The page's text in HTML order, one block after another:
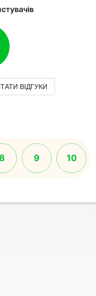
ВІДГУКИ
8 9 10